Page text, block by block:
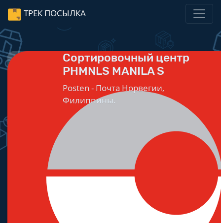
ТРЕК ПОСЫЛКА
Сортировочный центр
PHMNLS MANILA S
Posten - Почта Норвегии,
Филиппины.